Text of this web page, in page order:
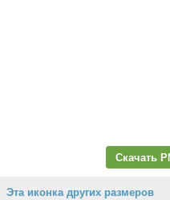
Скачать
Эта иконка других размеров